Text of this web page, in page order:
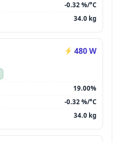
-0.32 %/°C
34.0 kg
480 W
19.00%
-0.32 %/°C
34.0 kg